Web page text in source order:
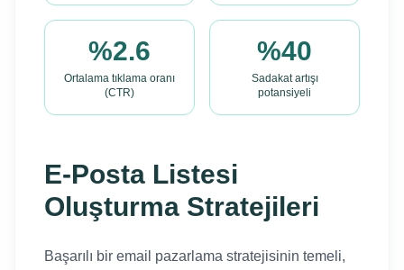
%2.6
Ortalama tıklama oranı
(CTR)
%40
Sadakat artışı
potansiyeli
E-Posta Listesi
Oluşturma Stratejileri
Başarılı bir email pazarlama stratejisinin temeli,